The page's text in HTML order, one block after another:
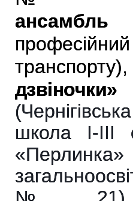
ансамбль
транспорту
дзвіночки»
(Чернігівська
школа І-